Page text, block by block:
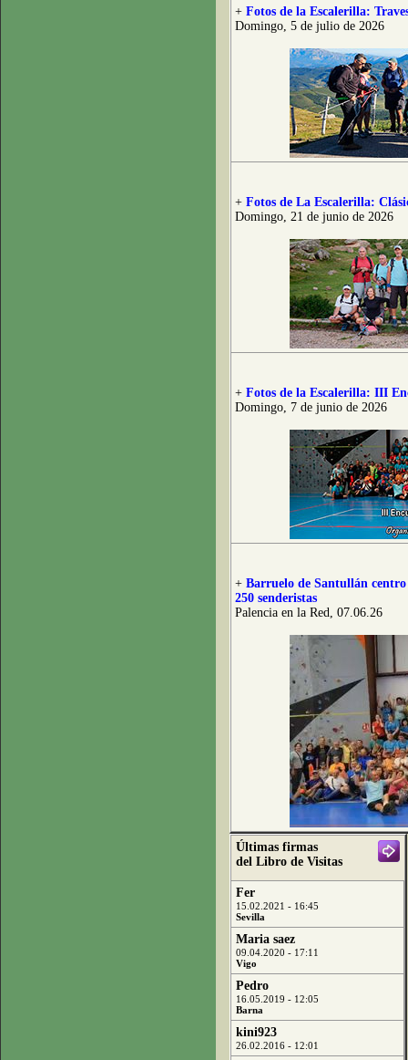
+ Fotos de la Escalerilla:
Domingo, 5 de julio de 2026
+ Fotos de La Escalerilla:
Domingo, 21 de junio de 2026
+ Fotos de la Escalerilla: III
Domingo, 7 de junio de 2026
+ Barruelo de Santullán
250 senderistas
Palencia en la Red, 07.06.26
Últimas firmas
del Libro de Visitas
Fer
15.02.2021 - 16:45
Sevilla
Maria saez
09.04.2020 - 17:11
Vigo
Pedro
16.05.2019 - 12:05
Barna
kini923
26.02.2016 - 12:01